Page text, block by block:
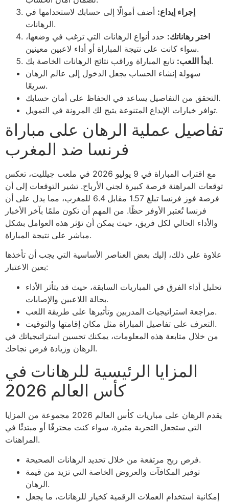
إجراء إيداع: أضف أموالًا إلى حسابك لاستخدامها في
الرهانات.
اختر رهاناتك: حدد أنواع الرهانات التي ترغب في وضعها،
سواء كانت على نتيجة المباراة أو أداء لاعبين معينين.
ابدأ اللعب:تابع المباراة وراقب نتائج الرهانات الخاصة بك.
سهولة إنشاء الحساب يجعل الدخول إلى عالم الرهان
سريعًا.
التحقق من التفاصيل يساعد في الحفاظ على أمان حسابك.
توافر خيارات الإيداع المتنوعة يتيح لك المرونة في التمويل.
تفاصيل عملية الرهان على مباراة
فرنسا ضد المغرب
مع اقتراب المباراة في 9 يوليو 2026 في ملعب جيلليت، تعكس
توقعات المراهنة فرصة كبيرة لجني الأرباح. تشير التوقعات إلى أن
فرصة فوز فرنسا تبلغ 1.57 مقابل 6.4 للمغرب، مما يدل على أن
فرنسا تُعتبر الأوفر حظًا. من المهم أن تكون ملمًا بآخر الأخبار
والأداء الحالي لكل فريق، حيث يمكن أن تؤثر هذه العوامل بشكل
مباشر على نتيجة المباراة.
علاوة على ذلك، إليك بعض العناصر الأساسية التي يجب أن تأخذها
بعين الاعتبار:
تحليل أداء الفرق في المباريات السابقة، حيث قد يتأثر الأداء
بحالة اللاعبين والإصابات.
مراجعة استراتيجيات المدربين وتأثيرها على طريقة اللعب.
التعرف على تفاصيل المباراة مثل مكان إقامتها والتوقيت.
من خلال متابعة هذه المعلومات، يمكنك تحسين استراتيجياتك في
الرهان وزيادة فرص نجاحك.
المزايا الرئيسية للرهانات في
كأس العالم 2026
يقدم الرهان على مباريات كأس العالم 2026 مجموعة من المزايا
التي ستجعل التجربة مثيرة، سواء كنت محترفًا أو مبتدئًا في
المراهنات.
فرص ربح مرتفعة من خلال تحديد الرهانات الصحيحة.
توفير المكافآت والعروض الخاصة التي تزيد من قيمة
الرهان.
إمكانية استخدام العملات الرقمية كخيار للرهانات، ما يجعل